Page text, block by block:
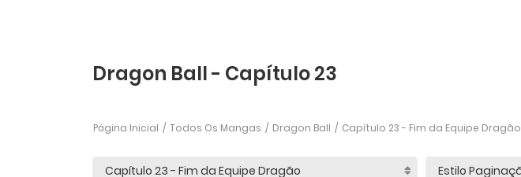
Dragon Ball - Capítulo 23
Página Inicial Todos Os Mangas Dragon Ball Capítulo 23 - Fim da Equipe Dragão